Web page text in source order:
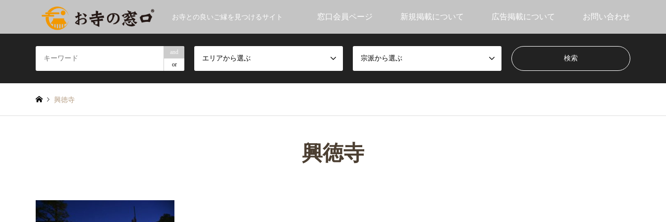
お寺との良いご縁を見つけるサイト 窓口会員ページ 新規掲載について 広告掲載について お問い合わせ
and
or
エリアから選ぶ 宗派から選ぶ
興徳寺
興徳寺